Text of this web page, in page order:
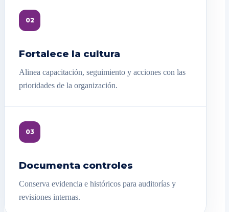
02
Fortalece la cultura
Alinea capacitación, seguimiento y acciones con las
prioridades de la organización.
03
Documenta controles
Conserva evidencia e históricos para auditorías y
revisiones internas.